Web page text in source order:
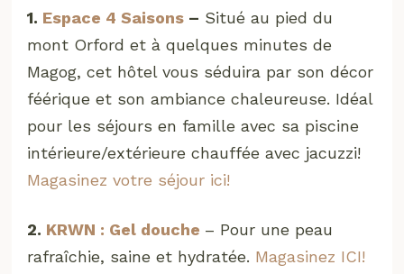
1. Espace 4 Saisons – Situé au pied du
mont Orford et à quelques minutes de
Magog, cet hôtel vous séduira par son décor
féérique et son ambiance chaleureuse. Idéal
pour les séjours en famille avec sa piscine
intérieure/extérieure chauffée avec jacuzzi!
Magasinez votre séjour ici!
2. KRWN : Gel douche – Pour une peau
rafraîchie, saine et hydratée. Magasinez ICI!